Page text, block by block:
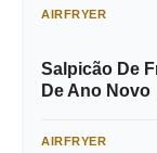
AIRFRYER
Salpicão De
De Ano Novo
AIRFRYER